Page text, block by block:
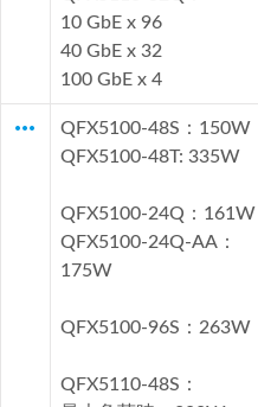
10 GbE x 96
40 GbE x 32
100 GbE x 4
more_horiz
QFX5100-48S：150W
QFX5100-48T: 335W
QFX5100-24Q：161W
QFX5100-24Q-AA：
175W
QFX5100-96S：263W
QFX5110-48S：